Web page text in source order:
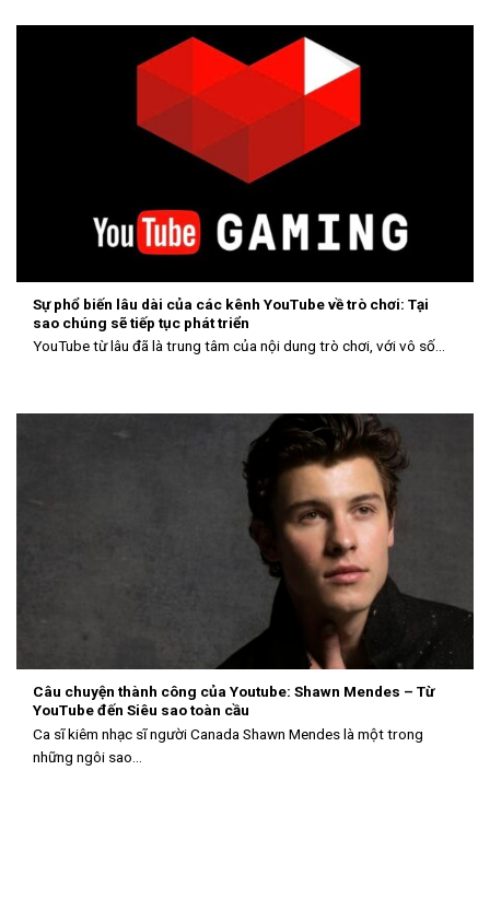
Sự phổ biến lâu dài của các kênh YouTube về trò chơi: Tại
sao chúng sẽ tiếp tục phát triển
YouTube từ lâu đã là trung tâm của nội dung trò chơi, với vô số...
Câu chuyện thành công của Youtube: Shawn Mendes – Từ
YouTube đến Siêu sao toàn cầu
Ca sĩ kiêm nhạc sĩ người Canada Shawn Mendes là một trong
những ngôi sao...